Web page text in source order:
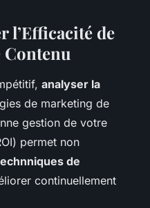
l’Efficacité de
analyser la
de marketing de
gestion de votre
permet non
de
continuellement